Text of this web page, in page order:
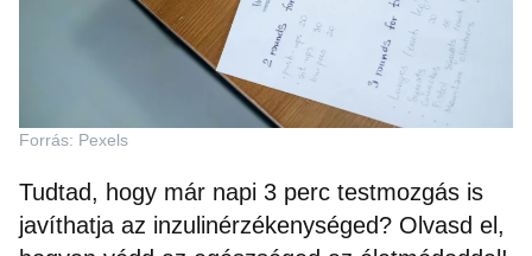
Forrás: Pexels
Tudtad, hogy már napi 3 perc testmozgás is
javíthatja az inzulinérzékenységed? Olvasd el,